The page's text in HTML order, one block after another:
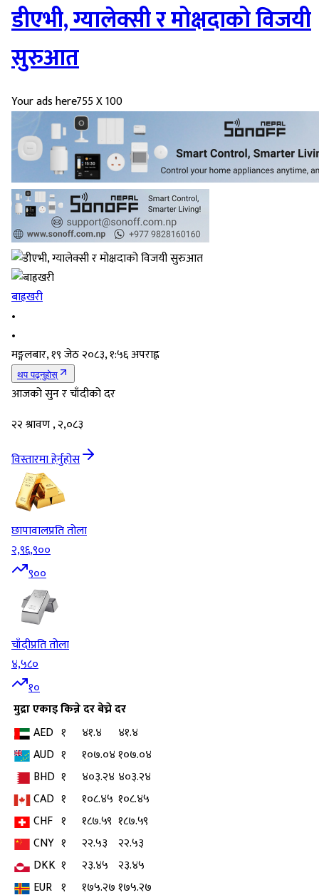
डीएभी, ग्यालेक्सी र मोक्षदाको विजयी
सुरुआत
Your ads here755 X 100
बाह्रखरी
•
•
मङ्गलबार, १९ जेठ २०८३, १:५६ अपराह्न
थप पढ्नुहोस्
आजको सुन र चाँदीको दर
२२ श्रावण , २,०८३
विस्तारमा हेर्नुहोस
छापावालप्रति तोला
२,९६,९००
९००
चाँदीप्रति तोला
४,५८०
१०
मुद्राएकाइकिन्ने दरबेच्ने दर
AED १ ४१.४
४१.४
AUD १ १०७.०४१०७.०४
BHD १ ४०३.२४ ४०३.२४
CAD १ १०८.४५ १०८.४५
CHF १ १८७.५९ १८७.५९
CNY १ २२.५३
२२.५३
DKK १ २३.४५ २३.४५
EUR १ १७५.२७१७५.२७